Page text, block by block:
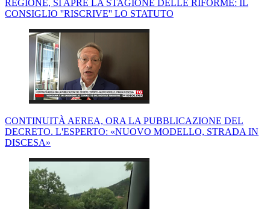
REGIONE, SI APRE LA STAGIONE DELLE RIFORME: IL
CONSIGLIO ''RISCRIVE'' LO STATUTO
CONTINUITÀ AEREA, ORA LA PUBBLICAZIONE DEL
DECRETO. L'ESPERTO: «NUOVO MODELLO, STRADA IN
DISCESA»